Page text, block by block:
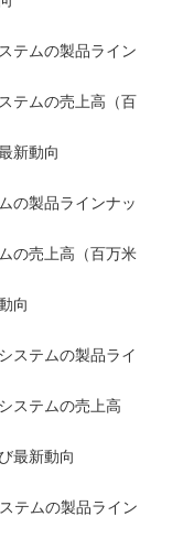
テムの製品ライン
テムの売上高（百
新動向
の製品ラインナッ
の売上高（百万米
向
ステムの製品ライ
ステムの売上高
最新動向
テムの製品ライン